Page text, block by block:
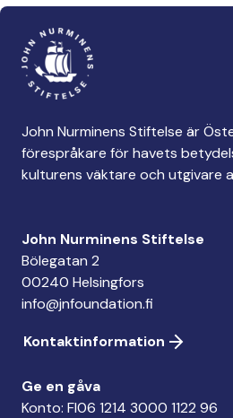
John Nurminens Stiftelse är
förespråkare för havets
kulturens väktare och utgivare
John Nurminens Stiftelse
Bölegatan 2
00240 Helsingfors
info@jnfoundation.fi
Kontaktinformation
Ge en gåva
Konto: FI06 1214 3000 1122 96